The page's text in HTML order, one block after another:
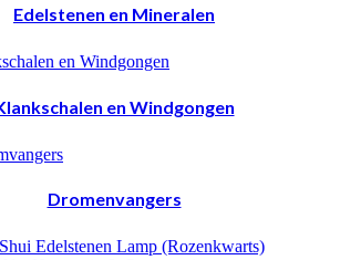
Edelstenen en Mineralen
en Windgongen
Dromenvangers